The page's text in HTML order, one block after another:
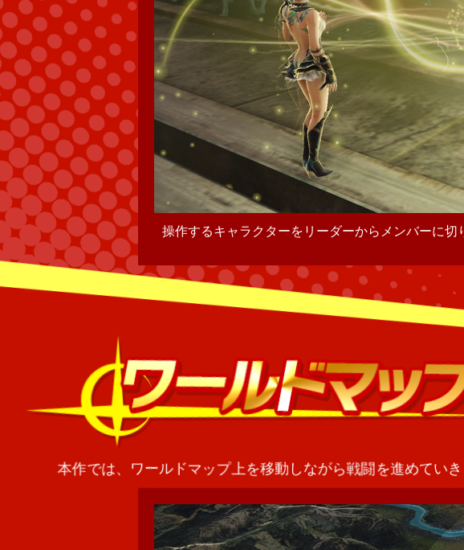
ができます。 操作するキャラクターをリーダーからメンバーに切
本作では、ワールドマップ上を移動しながら戦闘を進めてい